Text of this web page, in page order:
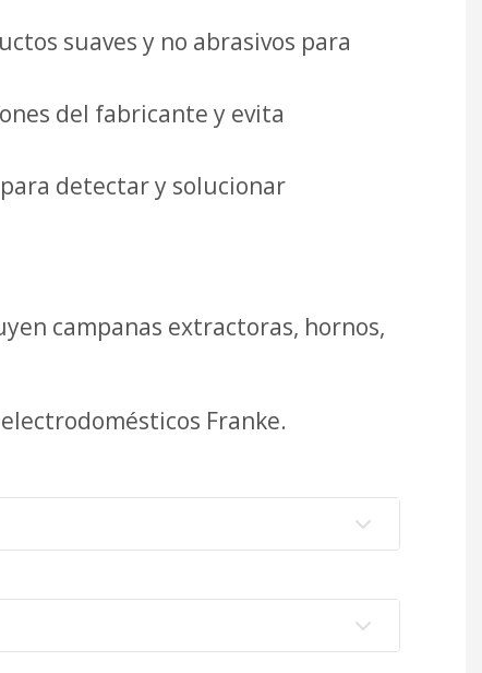
suaves y no abrasivos para
del fabricante y evita
detectar y solucionar
campanas extractoras, hornos,
Franke.